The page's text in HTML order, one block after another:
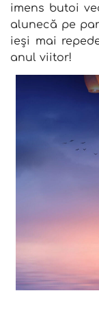
imens butoi
alunecă pe
ieși mai
anul viitor!